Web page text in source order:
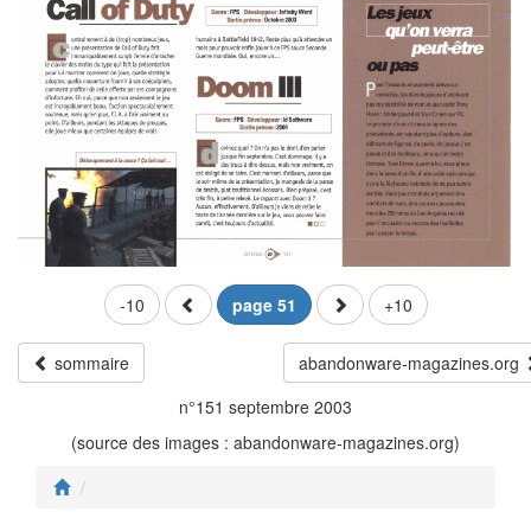
-10 page 51 +10
sommaire
abandonware-magazines.org
n°151 septembre 2003
(source des images : abandonware-magazines.org)